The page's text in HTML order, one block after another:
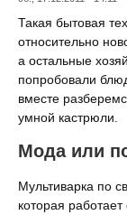
Такая бытовая
относительно
а остальные
попробовали
вместе
умной кастрюли.
Мода или
Мультиварка по
которая